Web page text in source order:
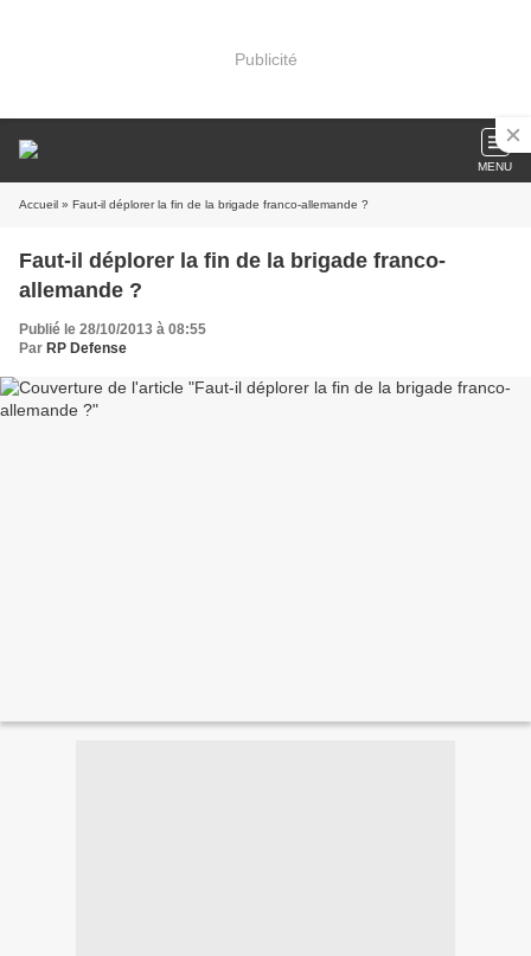
Publicité
MENU
Accueil » Faut-il déplorer la fin de la brigade franco-allemande ?
Faut-il déplorer la fin de la brigade franco-
allemande ?
Publié le 28/10/2013 à 08:55
Par RP Defense